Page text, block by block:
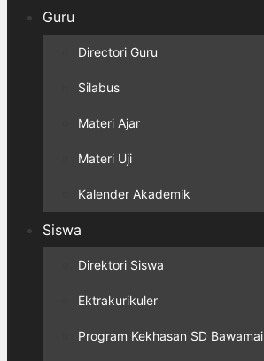
Guru
Directori Guru
Silabus
Materi Ajar
Materi Uji
Kalender Akademik
Siswa
Direktori Siswa
Ektrakurikuler
Program Kekhasan SD Bawamai